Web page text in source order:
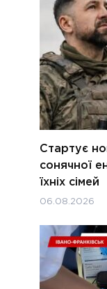
Стартує
сонячної
їхніх сімей
06.08.2026